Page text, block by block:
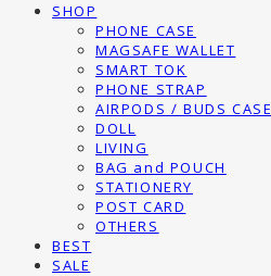
SHOP
PHONE CASE
MAGSAFE WALLET
SMART TOK
PHONE STRAP
AIRPODS / BUDS CASE
DOLL
LIVING
BAG and POUCH
STATIONERY
POST CARD
OTHERS
BEST
SALE